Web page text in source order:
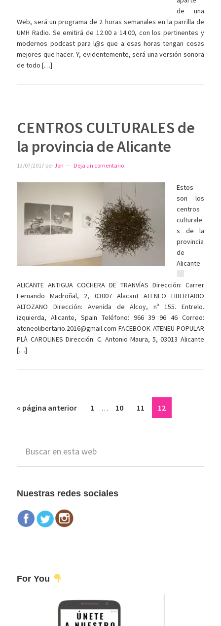
de una
Web, será un programa de 2 horas semanales en la parrilla de
UMH Radio. Se emitirá de 12.00 a 14.00, con los pertinentes y
modernos podcast para l@s que a esas horas tengan cosas
mejores que hacer. Y, evidentemente, será una versión sonora
de todo […]
CENTROS CULTURALES de
la provincia de Alicante
13/07/2017 porJon Deja un comentario
Estos
son los
centros
culturale
s de la
provincia
de
Alicante
ALICANTE ANTIGUA COCHERA DE TRANVÍAS Dirección: Carrer
Fernando Madroñal, 2, 03007 Alacant ATENEO LIBERTARIO
ALTOZANO Dirección: Avenida de Alcoy, nº 155. Entrelo.
izquierda, Alicante, Spain Teléfono: 966 39 96 46 Correo:
ateneolibertario.2016@gmail.com FACEBOOK ATENEU POPULAR
PLÀ CAROLINES Dirección: C. Antonio Maura, 5, 03013 Alicante
[…]
« Ir
página anterior Página
1
intermedias
… Página
10 Página
11 Página
12
Barra
lateral
esta
Nuestras redes sociales
For You